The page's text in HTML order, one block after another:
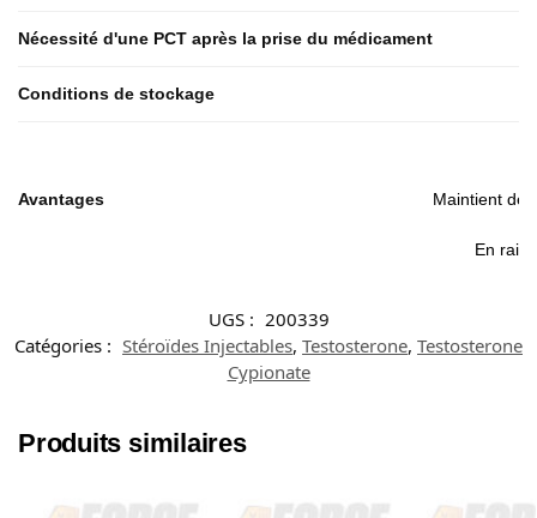
Nécessité d'une PCT après la prise du médicament
Conditions de stockage
Avantages Maintient
En
UGS : 200339
Catégories : Stéroïdes Injectables, Testosterone, Testosterone
Cypionate
Produits similaires